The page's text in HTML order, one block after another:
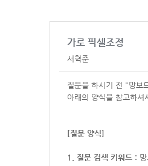
가로 픽셀조정
서혁준
질문을 하시기 전 "망보
아래의 양식을 참고하셔
[질문 양식]
1. 질문 검색 키워드 :